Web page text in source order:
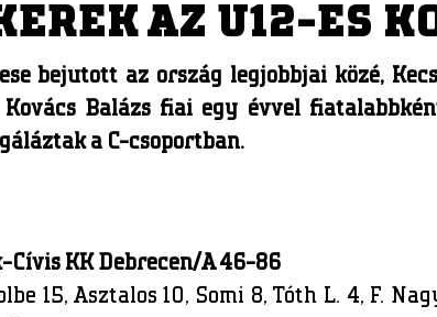
AZ U12-ES
bejutott az ország legjobbjai közé,
Kovács Balázs fiai egy évvel
a C-csoportban.
Cívis KK Debrecen/A 46-86
15, Asztalos 10, Somi 8, Tóth L. 4, F.